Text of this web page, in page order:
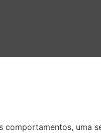
comportamentos, uma